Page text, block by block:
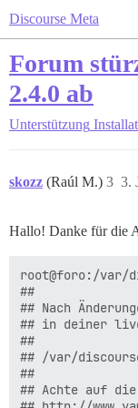
Discourse Meta
Forum
2.4.0 ab
Unterstützung
skozz (Raúl M.) 3.
3
Hallo! Danke für die
root@foro:/var/
##
## Nach
## in deiner live
##
## /var/
##
## Achte auf